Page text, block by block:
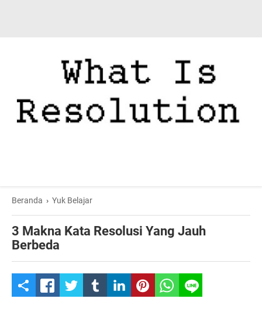
Beranda › Yuk Belajar
3 Makna Kata Resolusi Yang Jauh
Berbeda
S